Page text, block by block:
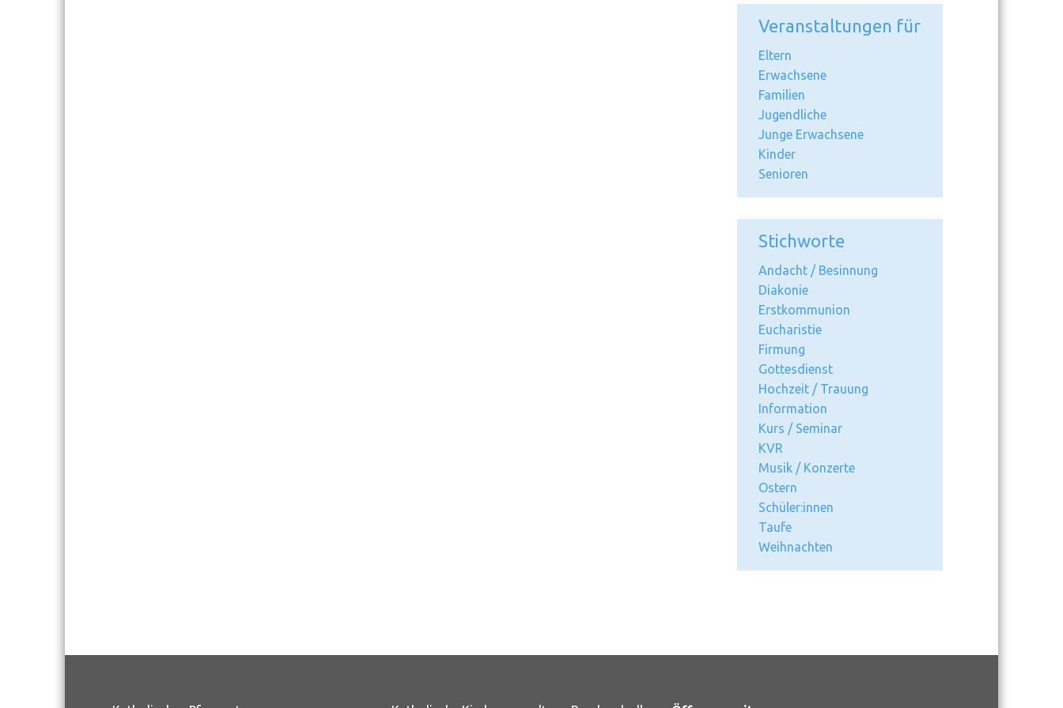
Veranstaltungen für
Eltern
Erwachsene
Familien
Jugendliche
Junge Erwachsene
Kinder
Senioren
Stichworte
Andacht / Besinnung
Diakonie
Erstkommunion
Eucharistie
Firmung
Gottesdienst
Hochzeit / Trauung
Information
Kurs / Seminar
KVR
Musik / Konzerte
Ostern
Schüler:innen
Taufe
Weihnachten